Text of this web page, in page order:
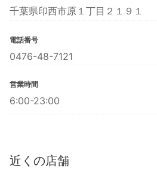
千葉県印西市原１丁目２１９１
電話番号
0476-48-7121
営業時間
6:00-23:00
近くの店舗